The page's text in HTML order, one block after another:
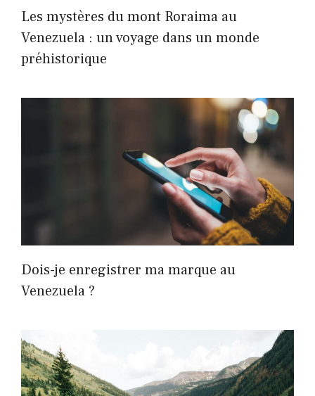
Les mystères du mont Roraima au
Venezuela : un voyage dans un monde
préhistorique
Dois-je enregistrer ma marque au
Venezuela ?